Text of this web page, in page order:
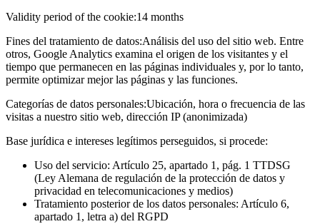
Validity period of the cookie:14 months
Fines del tratamiento de datos:Análisis del uso del sitio web. Entre
otros, Google Analytics examina el origen de los visitantes y el
tiempo que permanecen en las páginas individuales y, por lo tanto,
permite optimizar mejor las páginas y las funciones.
Categorías de datos personales:Ubicación, hora o frecuencia de las
visitas a nuestro sitio web, dirección IP (anonimizada)
Base jurídica e intereses legítimos perseguidos, si procede:
Uso del servicio: Artículo 25, apartado 1, pág. 1 TTDSG
(Ley Alemana de regulación de la protección de datos y
privacidad en telecomunicaciones y medios)
Tratamiento posterior de los datos personales: Artículo 6,
apartado 1, letra a) del RGPD